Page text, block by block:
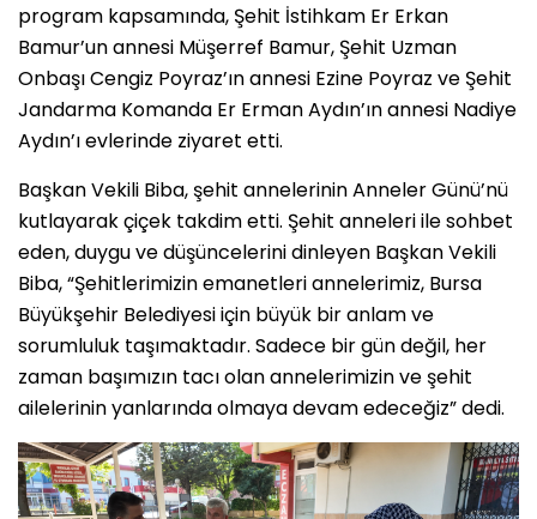
program kapsamında, Şehit İstihkam Er Erkan
Bamur’un annesi Müşerref Bamur, Şehit Uzman
Onbaşı Cengiz Poyraz’ın annesi Ezine Poyraz ve Şehit
Jandarma Komanda Er Erman Aydın’ın annesi Nadiye
Aydın’ı evlerinde ziyaret etti.
Başkan Vekili Biba, şehit annelerinin Anneler Günü’nü
kutlayarak çiçek takdim etti. Şehit anneleri ile sohbet
eden, duygu ve düşüncelerini dinleyen Başkan Vekili
Biba, “Şehitlerimizin emanetleri annelerimiz, Bursa
Büyükşehir Belediyesi için büyük bir anlam ve
sorumluluk taşımaktadır. Sadece bir gün değil, her
zaman başımızın tacı olan annelerimizin ve şehit
ailelerinin yanlarında olmaya devam edeceğiz” dedi.